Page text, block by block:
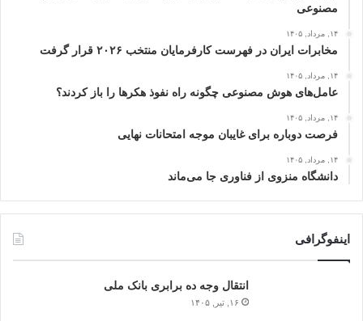
مصنوعی
۱۴, مرداد, ۱۴۰۵
مخابرات ایران در فهرست کارفرمایان منتخب ۲۰۲۶ قرار گرفت
۱۴, مرداد, ۱۴۰۵
عامل‌های هوش مصنوعی چگونه راه نفوذ هکرها را باز کردند؟
۱۴, مرداد, ۱۴۰۵
فرصت دوباره برای غایبان موجه امتحانات نهایی
۱۴, مرداد, ۱۴۰۵
دانشگاه منزوی از فناوری جا می‌ماند
اینفوگرافی
انتقال وجه ده برابری بانک ملی
۱۶, تیر, ۱۴۰۵